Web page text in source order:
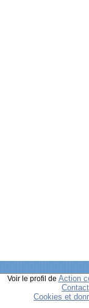
Voir le profil de Action
Contact
Cookies et